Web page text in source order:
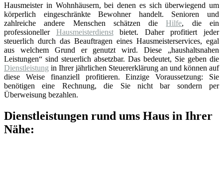
Hausmeister in Wohnhäusern, bei denen es sich überwiegend um
körperlich eingeschränkte Bewohner handelt. Senioren und
zahlreiche andere Menschen schätzen dieHilfe, die ein
professioneller Hausmeisterdienstbietet. Daher profitiert jeder
steuerlich durch das Beauftragen eines Hausmeisterservices, egal
aus welchem Grund er genutzt wird. Diese „haushaltsnahen
Leistungen“ sind steuerlich absetzbar. Das bedeutet, Sie geben die
Dienstleistung in Ihrer jährlichen Steuererklärung an und können auf
diese Weise finanziell profitieren. Einzige Voraussetzung: Sie
benötigen eine Rechnung, die Sie nicht bar sondern per
Überweisung bezahlen.
Dienstleistungen rund ums Haus in Ihrer
Nähe: